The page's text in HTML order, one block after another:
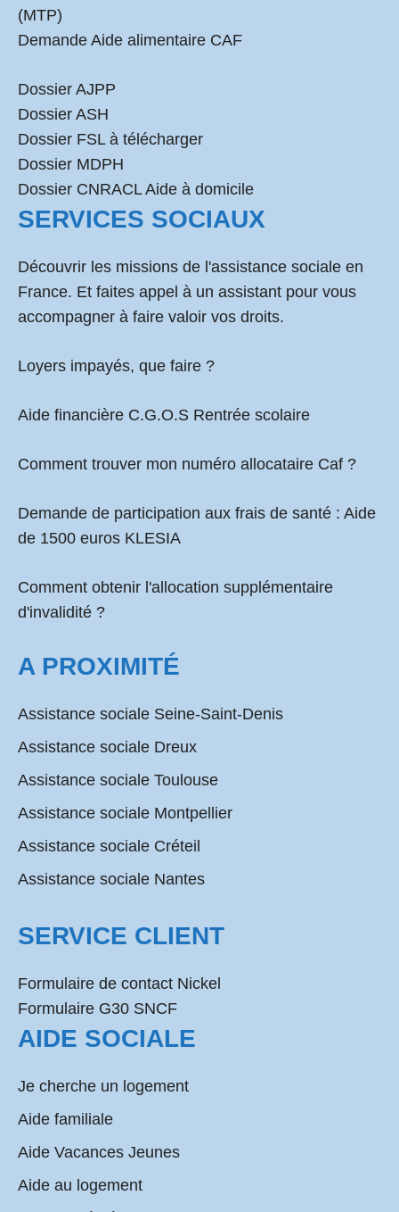
(MTP)
Demande Aide alimentaire CAF
Dossier AJPP
Dossier ASH
Dossier FSL à télécharger
Dossier MDPH
Dossier CNRACL Aide à domicile
SERVICES SOCIAUX
Découvrir les missions de l'assistance sociale en
France. Et faites appel à un assistant pour vous
accompagner à faire valoir vos droits.
Loyers impayés, que faire ?
Aide financière C.G.O.S Rentrée scolaire
Comment trouver mon numéro allocataire Caf ?
Demande de participation aux frais de santé : Aide
de 1500 euros KLESIA
Comment obtenir l'allocation supplémentaire
d'invalidité ?
A PROXIMITÉ
Assistance sociale Seine-Saint-Denis
Assistance sociale Dreux
Assistance sociale Toulouse
Assistance sociale Montpellier
Assistance sociale Créteil
Assistance sociale Nantes
SERVICE CLIENT
Formulaire de contact Nickel
Formulaire G30 SNCF
AIDE SOCIALE
Je cherche un logement
Aide familiale
Aide Vacances Jeunes
Aide au logement